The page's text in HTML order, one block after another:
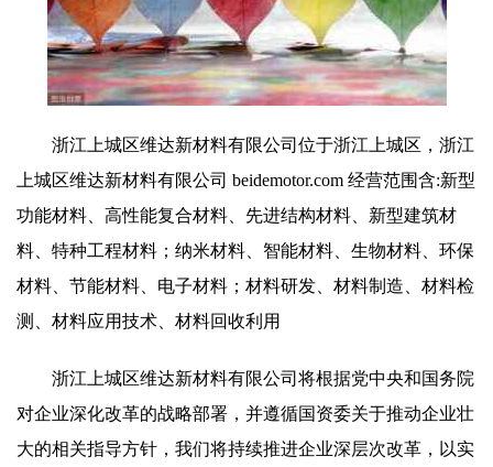
浙江上城区维达新材料有限公司位于浙江上城区，浙江
上城区维达新材料有限公司 beidemotor.com 经营范围含:新型
功能材料、高性能复合材料、先进结构材料、新型建筑材
料、特种工程材料；纳米材料、智能材料、生物材料、环保
材料、节能材料、电子材料；材料研发、材料制造、材料检
测、材料应用技术、材料回收利用
浙江上城区维达新材料有限公司将根据党中央和国务院
对企业深化改革的战略部署，并遵循国资委关于推动企业壮
大的相关指导方针，我们将持续推进企业深层次改革，以实